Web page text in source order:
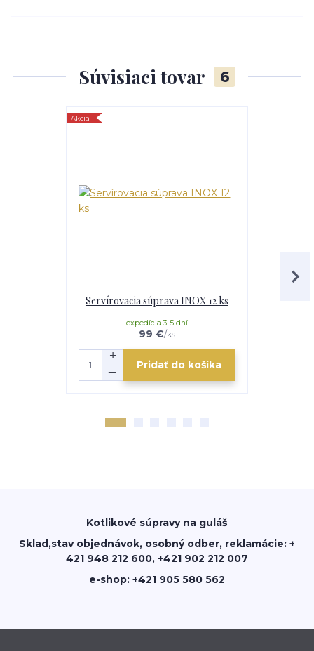
Súvisiaci tovar 6
Akcia
Servírovacia súprava INOX 12 ks
99 €/ks
expedícia 3-5 dní
Pridať do košíka
Kotlikové súpravy na guláš
Sklad,stav objednávok, osobný odber, reklamácie: +
421 948 212 600, +421 902 212 007
e-shop: +421 905 580 562